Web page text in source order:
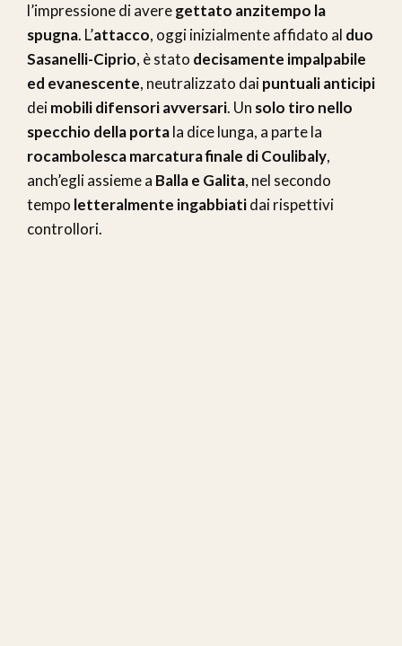
l’impressione di averegettato anzitempo la
spugna. L’attacco, oggi inizialmente affidato al duo
Sasanelli-Ciprio, è stato decisamente impalpabile
ed evanescente, neutralizzato daipuntuali anticipi
deimobili difensori avversari. Un solo tiro nello
specchio della portala dice lunga, a parte la
rocambolesca marcatura finale di Coulibaly,
anch’egli assieme a Balla e Galita, nel secondo
tempo letteralmente ingabbiatidai rispettivi
controllori.